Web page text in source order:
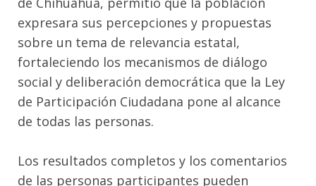
expresara sus percepciones y propuestas
sobre un tema de relevancia estatal,
fortaleciendo los mecanismos de diálogo
social y deliberación democrática que la Ley
de Participación Ciudadana pone al alcance
de todas las personas.
Los resultados completos y los comentarios
de las personas participantes pueden